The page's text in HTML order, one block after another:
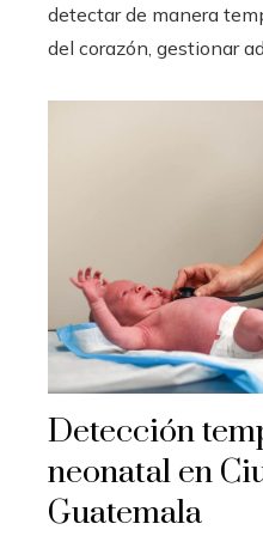
detectar de manera
del corazón, gestionar
Detección
neonatal en
Guatemala